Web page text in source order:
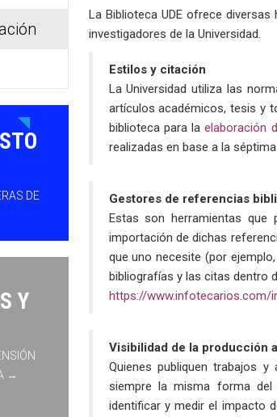
La Biblioteca UDE ofrece
investigadores de la Universidad.
Estilos y citación
La Universidad utiliza las
artículos académicos, tesis y
biblioteca para laelaboración
realizadas en base a la
Gestores de referencias
Estas son herramientas que
importación de dichas
que uno necesite (por
bibliografías y las citas dentro
https://www.infotecarios.com/
Visibilidad de la producción
Quienes publiquen trabajos
siempre la misma forma del
identificar y medir el impacto
DE
Y
→